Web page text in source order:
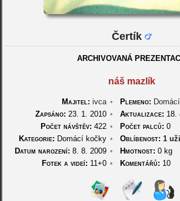
Čertík
ARCHIVOVANÁ
náš mazlík
Majitel: ivca • Plemeno:
Zapsáno: 23. 1. 2010 • Aktualizace: 18.
Počet návštěv: 422 • Počet palců: 0
Kategorie: Domácí kočky • Oblíbenost: 1
Datum narození: 8. 8. 2009 • Hmotnost: 0 kg
Fotek a videí: 11+0 • Komentářů: 10